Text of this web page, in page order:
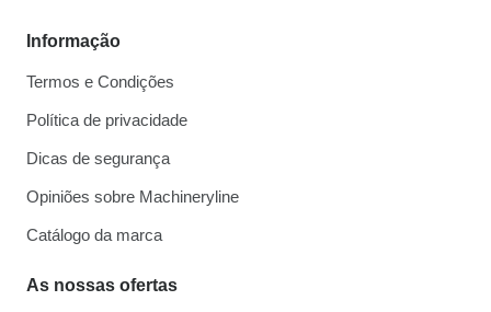
Informação
Termos e Condições
Política de privacidade
Dicas de segurança
Opiniões sobre Machineryline
Catálogo da marca
As nossas ofertas